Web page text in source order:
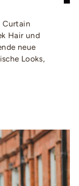
Curtain
Hair und
neue
Looks,